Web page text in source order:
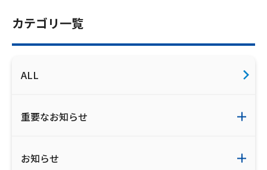
ご利用約款・重要事項説明書
プライバシーポリシー
広告掲載のご案内
カテゴリ一覧
ALL
重要なお知らせ
お知らせ